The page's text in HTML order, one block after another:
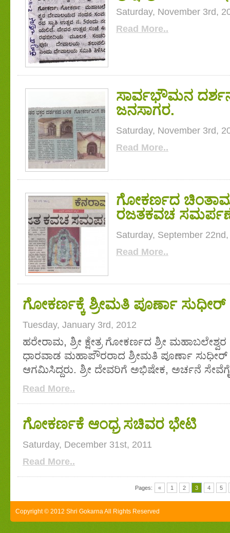
Saturday, November 3rd,
Read More..
ಸಾರ್ವಭೌಮನ
ಜನಸಾಗರ.
Saturday, November 3rd,
Read More..
ಗೋಕರ್ಣದ
ರಜತಕವಚ
Saturday, September
Read More..
ಗೋಕರ್ಣಕ್ಕೆ ಶ್ರೀಮತಿ ಪೂರ್ಣಾ
Tuesday, January 3rd, 2012
ಹರೇರಾಮ, ಶ್ರೀ ಕ್ಷೇತ್ರ ಗೋಕರ್ಣದ ಶ್ರೀ
ಧಾರವಾಡ ಮಹಾಪೌರರಾದ ಶ್ರೀಮತಿ ಪೂರ್ಣಾ
ಆಗಮಿಸಿದ್ದರು. ಶ್ರೀ ದೇವರಿಗೆ ಅಭಿಷೇಕ, ಅರ್ಚನೆ
Read More..
ಗೋಕರ್ಣಕೆ ಆಂಧ್ರ ಸಚಿವರ ಭೇಟಿ
Saturday, December 31st, 2011
Read More..
Pages: « 1 2 3 4 5
Copyright © 2012 Shri Gokarna All Rights Reserved